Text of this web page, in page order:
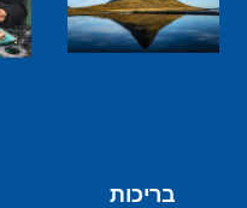
בריכות